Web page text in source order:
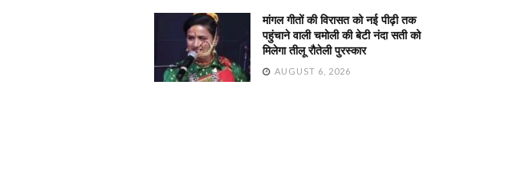
मांगल गीतों की विरासत को नई पीढ़ी तक
पहुंचाने वाली चमोली की बेटी नंदा सती को
मिलेगा तीलू रौतेली पुरस्कार
AUGUST 6, 2026